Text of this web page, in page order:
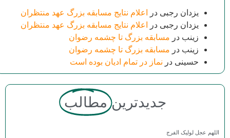
یزدان رجبیدراعلام نتایج مسابقه بزرگ عهد منتظران
یزدان رجبیدراعلام نتایج مسابقه بزرگ عهد منتظران
زینبدرمسابقه بزرگ تا چشمه رضوان
زینبدرمسابقه بزرگ تا چشمه رضوان
حسینیدرنماز در تمام ادیان بوده است
جدیدترین مطالب
اللهم عجل لولیک الفرج